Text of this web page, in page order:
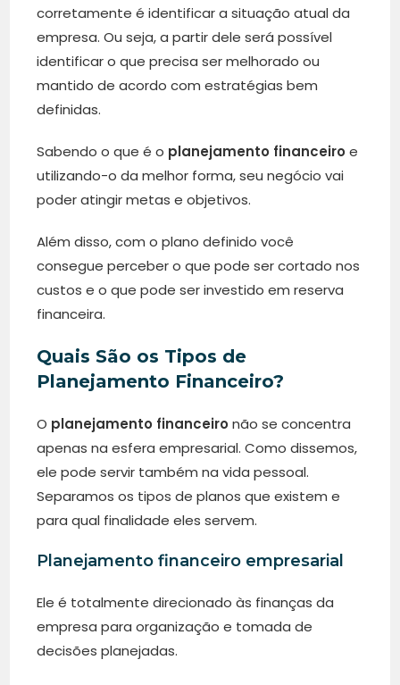
corretamente é identificar a situação atual da
empresa. Ou seja, a partir dele será possível
identificar o que precisa ser melhorado ou
mantido de acordo com estratégias bem
definidas.
Sabendo o que é o planejamento financeiroe
utilizando-o da melhor forma, seu negócio vai
poder atingir metas e objetivos.
Além disso, com o plano definido você
consegue perceber o que pode ser cortado nos
custos e o que pode ser investido em reserva
financeira.
Quais São os Tipos de
Planejamento Financeiro?
O planejamento financeironão se concentra
apenas na esfera empresarial. Como dissemos,
ele pode servir também na vida pessoal.
Separamos os tipos de planos que existem e
para qual finalidade eles servem.
Planejamento financeiro empresarial
Ele é totalmente direcionado às finanças da
empresa para organização e tomada de
decisões planejadas.